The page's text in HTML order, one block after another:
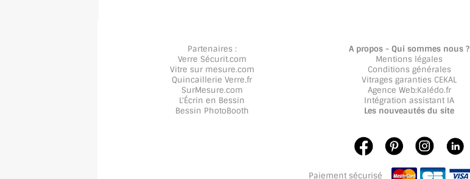
Partenaires :
Verre Sécurit.com
Vitre sur mesure.com
Quincaillerie Verre.fr
SurMesure.com
L'Écrin en Bessin
Bessin PhotoBooth
A propos - Qui sommes nous ?
Mentions légales
Conditions générales
Vitrages garanties CEKAL
Agence Web:Kalédo.fr
Intégration assistant IA
Les nouveautés du site
Paiement sécurisé